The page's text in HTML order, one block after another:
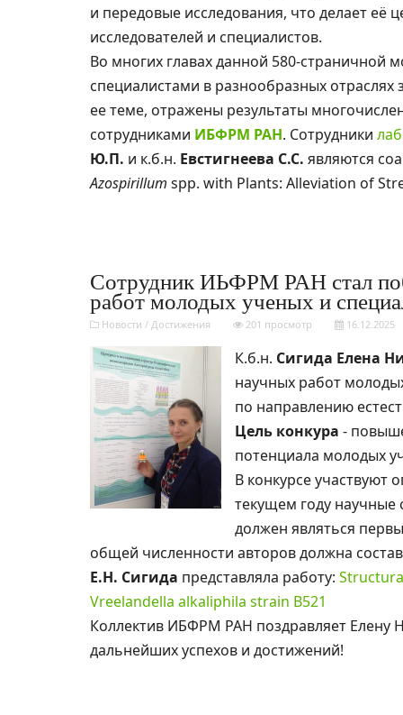
и передовые исследования, что делает её
исследователей и специалистов.
Во многих главах данной 580-страничной
специалистами в разнообразных
ее теме, отражены результаты
сотрудниками ИБФРМ РАН. Сотрудники
Ю.П. и к.б.н. Евстигнеева С.С. являются
Azospirillum spp. with Plants: Alleviation of
Сотрудник ИЬФРМ РАН стал
работ молодых ученых и
Новости / Достижения 201 просмотр 16.12.2025
К.б.н. Сигида Елена
научных работ
по направлению
Цель конкура -
потенциала молодых
В конкурсе участвуют
текущем году
должен являться
общей численности авторов должна
Е.Н. Сигида представляла работу:
Vreelandella alkaliphila strain B521
Коллектив ИБФРМ РАН поздравляет Елену
дальнейших успехов и достижений!